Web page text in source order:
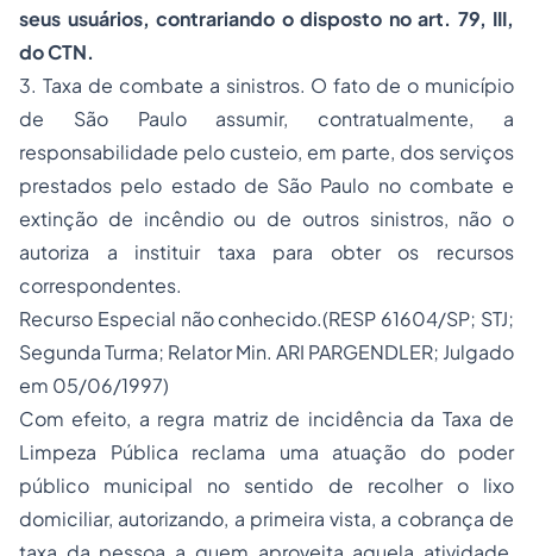
seus usuários, contrariando o disposto no art. 79, III,
do CTN.
3. Taxa de combate a sinistros. O fato de o município
de São Paulo assumir, contratualmente, a
responsabilidade pelo custeio, em parte, dos serviços
prestados pelo estado de São Paulo no combate e
extinção de incêndio ou de outros sinistros, não o
autoriza a instituir taxa para obter os recursos
correspondentes.
Recurso Especial não conhecido.(RESP 61604/SP; STJ;
Segunda Turma; Relator Min. ARI PARGENDLER; Julgado
em 05/06/1997)
Com efeito, a regra matriz de incidência da Taxa de
Limpeza Pública reclama uma atuação do poder
público municipal no sentido de recolher o lixo
domiciliar, autorizando, a primeira vista, a cobrança de